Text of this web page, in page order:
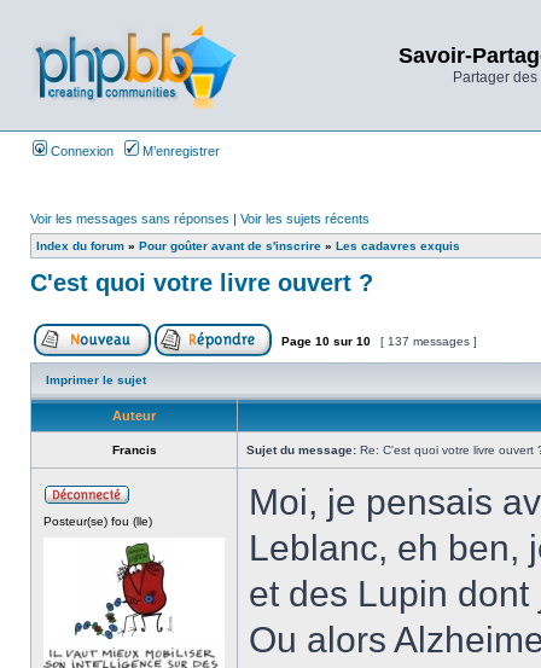
Savoir-
Partager
Connexion M’enregistrer
Voir les messages sans réponses | Voir les sujets récents
Index du forum » Pour goûter avant de s'inscrire » Les cadavres exquis
C'est quoi votre livre ouvert ?
Page 10 sur 10 [ 137 messages ]
Imprimer le sujet
Auteur
Francis Sujet du message: Re: C'est quoi votre livre ouvert
Posteur(se) fou (lle)
Moi, je pensais
Leblanc, eh ben,
et des Lupin
Ou alors